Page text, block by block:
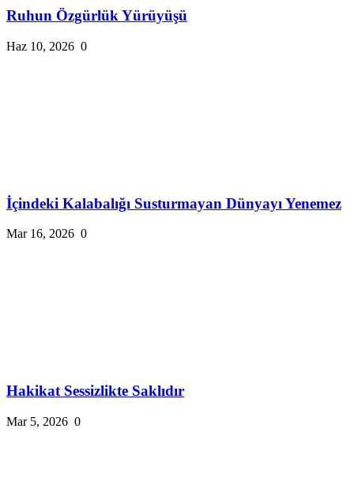
Ruhun Özgürlük Yürüyüşü
Haz 10, 2026 0
İçindeki Kalabalığı Susturmayan Dünyayı Yenemez
Mar 16, 2026 0
Hakikat Sessizlikte Saklıdır
Mar 5, 2026 0